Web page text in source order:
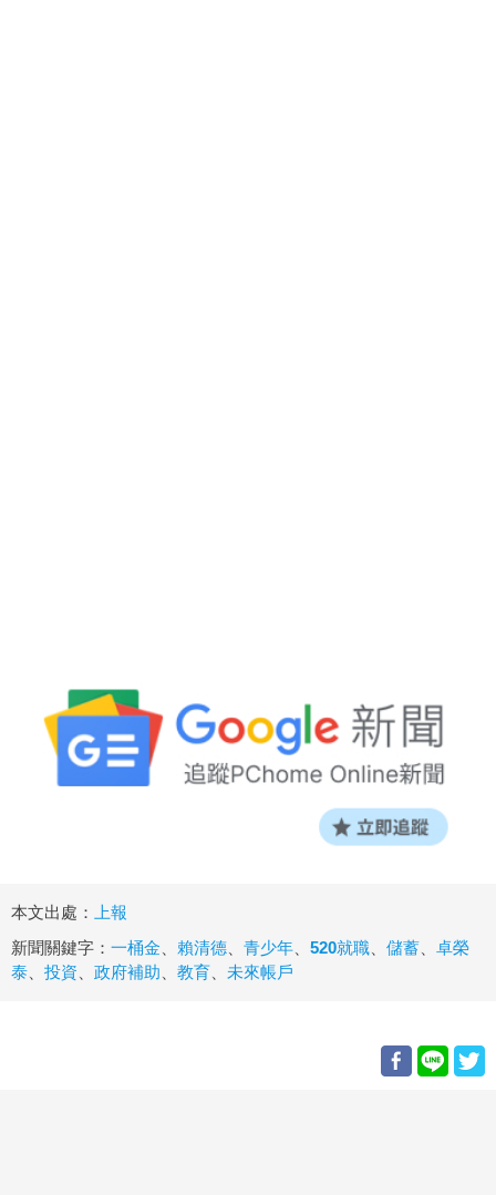
本文出處：
上報
新聞關鍵字： 一桶金 賴清德 青少年 520就職 儲蓄
卓榮
泰
投資 政府補助 教育 未來帳戶